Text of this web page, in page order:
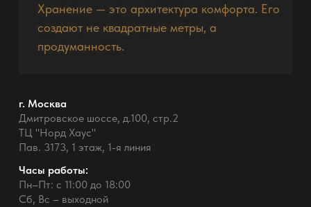
Хранение — это архитектура комфорта. Его
создают не квадратные метры, а
продуманность.
г. Москва
Дмитровское шоссе, д.100, стр.2
ТЦ "Норд Хаус"
Пав. 3173, 1 этаж, 1-я линия
Часы работы:
Пн–Пт: с 11:00 до 18:00
Сб, Вс – выходной